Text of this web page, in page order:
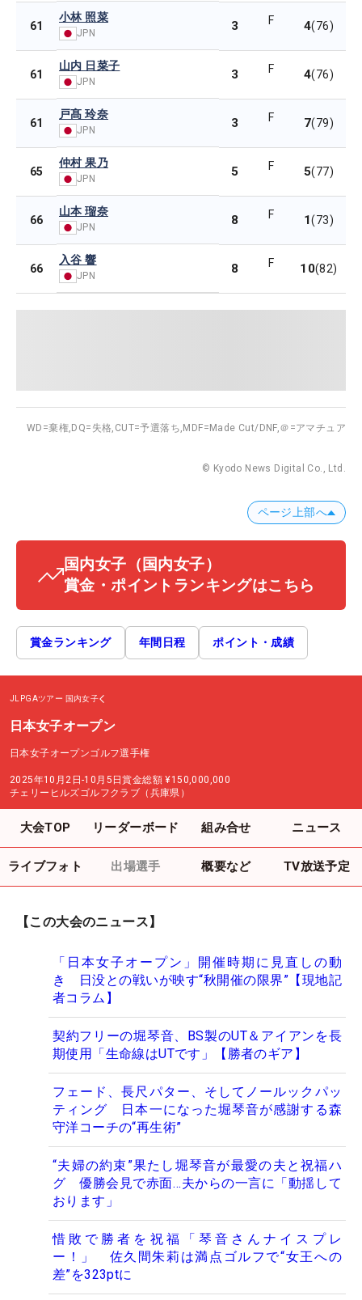
61
小林 照菜
JPN 3 F 4(76)
61
山内 日菜子
JPN 3 F 4(76)
61
戸髙 玲奈
JPN 3 F 7(79)
65
仲村 果乃
JPN 5 F 5(77)
66
山本 瑠奈
JPN 8 F 1(73)
66
入谷 響
JPN 8 F 10(82)
WD=棄権, DQ=失格, CUT=予選落ち, MDF=Made Cut/DNF,＠=アマチュア
© Kyodo News Digital Co., Ltd.
ページ上部へ
国内女子 （国内女子）
賞金・ポイントランキングはこちら
賞金ランキング 年間日程 ポイント・成績
JLPGAツアー 国内女子
日本女子オープン
日本女子オープンゴルフ選手権
2025年10月2日-10月5日賞金総額 ¥150,000,000
チェリーヒルズゴルフクラブ（兵庫県）
大会TOP リーダーボード 組み合せ ニュース
ライブフォト 出場選手 概要など TV放送予定
【この大会のニュース】
「日本女子オープン」開催時期に見直しの動
き 日没との戦いが映す“秋開催の限界”【現地記
者コラム】
契約フリーの堀琴音、BS製のUT＆アイアンを長
期使用「生命線はUTです」【勝者のギア】
フェード、長尺パター、そしてノールックパッ
ティング 日本一になった堀琴音が感謝する森
守洋コーチの“再生術”
“夫婦の約束”果たし堀琴音が最愛の夫と祝福ハ
グ 優勝会見で赤面…夫からの一言に「動揺して
おります」
惜敗で勝者を祝福「琴音さんナイスプレ
ー！」 佐久間朱莉は満点ゴルフで“女王への
差”を323ptに